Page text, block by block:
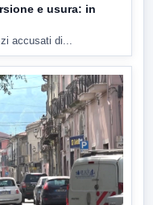
e usura: in
accusati di...